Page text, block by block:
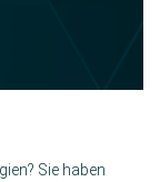
Sie haben